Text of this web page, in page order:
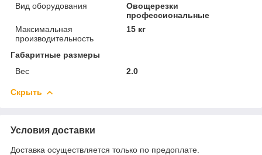
Вид оборудования
Овощерезки
профессиональные
Максимальная
производительность
15 кг
Габаритные размеры
Вес
2.0
Скрыть
Условия доставки
Доставка осуществляется только по предоплате.